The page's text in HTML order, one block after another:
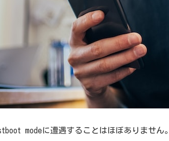
modeに遭遇することはほぼありません。